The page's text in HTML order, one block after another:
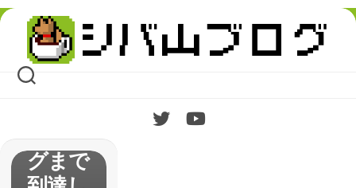
Skip
content
崇妖魔
忍
伝」
2つ目
ディン
グまで